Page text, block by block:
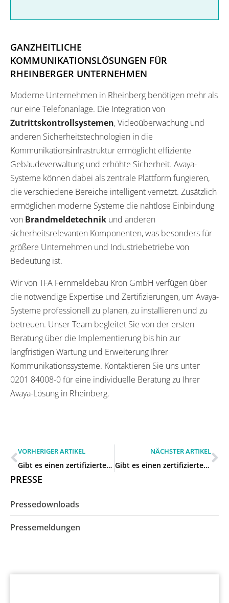
GANZHEITLICHE
KOMMUNIKATIONSLÖSUNGEN FÜR
RHEINBERGER UNTERNEHMEN
Moderne Unternehmen in Rheinberg benötigen mehr als
nur eine Telefonanlage. Die Integration von
Zutrittskontrollsystemen, Videoüberwachung und
anderen Sicherheitstechnologien in die
Kommunikationsinfrastruktur ermöglicht effiziente
Gebäudeverwaltung und erhöhte Sicherheit. Avaya-
Systeme können dabei als zentrale Plattform fungieren,
die verschiedene Bereiche intelligent vernetzt. Zusätzlich
ermöglichen moderne Systeme die nahtlose Einbindung
von Brandmeldetechnik und anderen
sicherheitsrelevanten Komponenten, was besonders für
größere Unternehmen und Industriebetriebe von
Bedeutung ist.
Wir von TFA Fernmeldebau Kron GmbH verfügen über
die notwendige Expertise und Zertifizierungen, um Avaya-
Systeme professionell zu planen, zu installieren und zu
betreuen. Unser Team begleitet Sie von der ersten
Beratung über die Implementierung bis hin zur
langfristigen Wartung und Erweiterung Ihrer
Kommunikationssysteme. Kontaktieren Sie uns unter
0201 84008-0 für eine individuelle Beratung zu Ihrer
Avaya-Lösung in Rheinberg.
VORHERIGER ARTIKEL
Gibt es einen zertifizierten Avaya-Partner für Unternehmen in Dinslaken?
NÄCHSTER ARTIKEL
Gibt es einen zertifizierten Avaya-Partner für Unternehmen in Moers?
PRESSE
Pressedownloads
Pressemeldungen